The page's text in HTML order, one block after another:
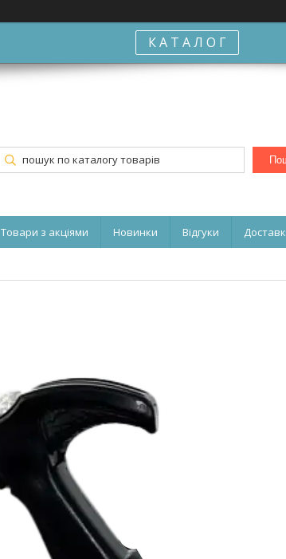
К А Т А Л О Г
Товари з акціями Новинки Відгуки